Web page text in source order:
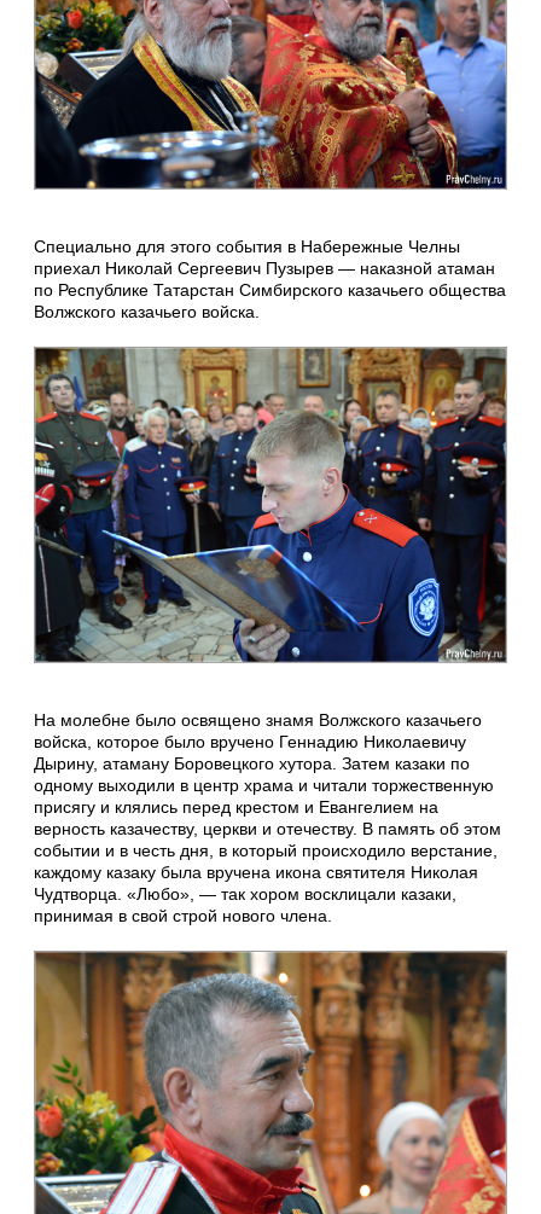
Специально для этого события в Набережные Челны
приехал Николай Сергеевич Пузырев — наказной атаман
по Республике Татарстан Симбирского казачьего общества
Волжского казачьего войска.
На молебне было освящено знамя Волжского казачьего
войска, которое было вручено Геннадию Николаевичу
Дырину, атаману Боровецкого хутора. Затем казаки по
одному выходили в центр храма и читали торжественную
присягу и клялись перед крестом и Евангелием на
верность казачеству, церкви и отечеству. В память об этом
событии и в честь дня, в который происходило верстание,
каждому казаку была вручена икона святителя Николая
Чудтворца. «Любо», — так хором восклицали казаки,
принимая в свой строй нового члена.